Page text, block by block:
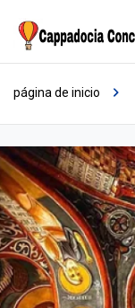
página de inicio